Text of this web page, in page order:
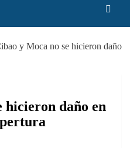
y Moca no se hicieron daño
hicieron daño en